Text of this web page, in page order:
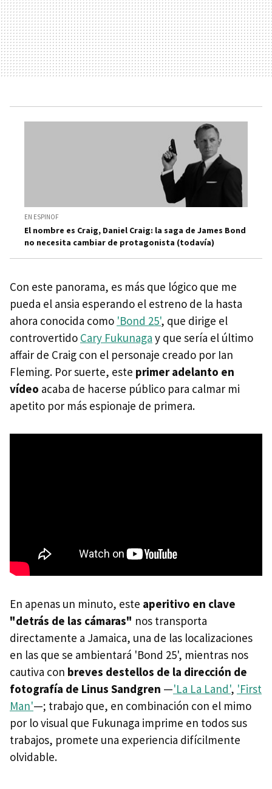
EN ESPINOF
El nombre es Craig, Daniel Craig: la saga de James Bond
no necesita cambiar de protagonista (todavía)
Con este panorama, es más que lógico que me
pueda el ansia esperando el estreno de la hasta
ahora conocida como 'Bond 25', que dirige el
controvertido Cary Fukunaga y que sería el último
affair de Craig con el personaje creado por Ian
Fleming. Por suerte, este primer adelanto en
vídeo acaba de hacerse público para calmar mi
apetito por más espionaje de primera.
En apenas un minuto, este aperitivo en clave
"detrás de las cámaras" nos transporta
directamente a Jamaica, una de las localizaciones
en las que se ambientará 'Bond 25', mientras nos
cautiva con breves destellos de la dirección de
fotografía de Linus Sandgren —'La La Land', 'First
Man'—; trabajo que, en combinación con el mimo
por lo visual que Fukunaga imprime en todos sus
trabajos, promete una experiencia difícilmente
olvidable.